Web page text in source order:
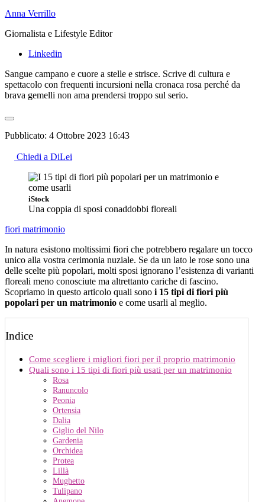
Anna Verrillo
Giornalista e Lifestyle Editor
Linkedin
Sangue campano e cuore a stelle e strisce. Scrive di cultura e
spettacolo con frequenti incursioni nella cronaca rosa perché da
brava gemelli non ama prendersi troppo sul serio.
Pubblicato: 4 Ottobre 2023 16:43
Chiedi a DiLei
iStock
Una coppia di sposi conaddobbi floreali
fiori matrimonio
In natura esistono moltissimi fiori che potrebbero regalare un tocco
unico alla vostra cerimonia nuziale. Se da un lato le rose sono una
delle scelte più popolari, molti sposi ignorano l’esistenza di varianti
floreali meno conosciute ma altrettanto cariche di fascino.
Scopriamo in questo articolo quali sono i 15 tipi di fiori più
popolari per un matrimonio e come usarli al meglio.
Indice
Come scegliere i migliori fiori per il proprio matrimonio
Quali sono i 15 tipi di fiori più usati per un matrimonio
Rosa
Ranuncolo
Peonia
Ortensia
Dalia
Giglio del Nilo
Gardenia
Orchidea
Protea
Lillà
Mughetto
Tulipano